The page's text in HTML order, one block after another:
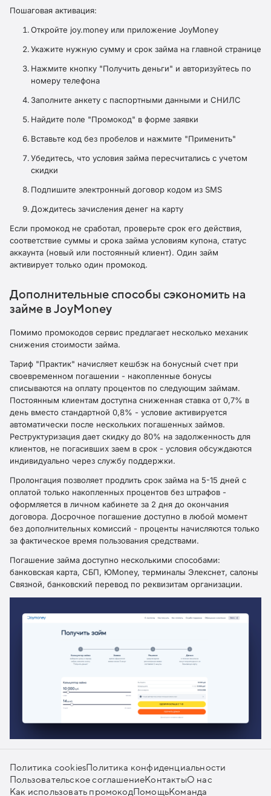
Пошаговая активация:
Откройте joy.money или приложение JoyMoney
Укажите нужную сумму и срок займа на главной странице
Нажмите кнопку "Получить деньги" и авторизуйтесь по
номеру телефона
Заполните анкету с паспортными данными и СНИЛС
Найдите поле "Промокод" в форме заявки
Вставьте код без пробелов и нажмите "Применить"
Убедитесь, что условия займа пересчитались с учетом
скидки
Подпишите электронный договор кодом из SMS
Дождитесь зачисления денег на карту
Если промокод не сработал, проверьте срок его действия,
соответствие суммы и срока займа условиям купона, статус
аккаунта (новый или постоянный клиент). Один займ
активирует только один промокод.
Дополнительные способы сэкономить на
займе в JoyMoney
Помимо промокодов сервис предлагает несколько механик
снижения стоимости займа.
Тариф "Практик" начисляет кешбэк на бонусный счет при
своевременном погашении - накопленные бонусы
списываются на оплату процентов по следующим займам.
Постоянным клиентам доступна сниженная ставка от 0,7% в
день вместо стандартной 0,8% - условие активируется
автоматически после нескольких погашенных займов.
Реструктуризация дает скидку до 80% на задолженность для
клиентов, не погасивших заем в срок - условия обсуждаются
индивидуально через службу поддержки.
Пролонгация позволяет продлить срок займа на 5-15 дней с
оплатой только накопленных процентов без штрафов -
оформляется в личном кабинете за 2 дня до окончания
договора. Досрочное погашение доступно в любой момент
без дополнительных комиссий - проценты начисляются только
за фактическое время пользования средствами.
Погашение займа доступно несколькими способами:
банковская карта, СБП, ЮMoney, терминалы Элекснет, салоны
Связной, банковский перевод по реквизитам организации.
Политика cookiesПолитика конфиденциальности
Пользовательское соглашениеКонтактыО нас
Как использовать промокодПомощьКоманда